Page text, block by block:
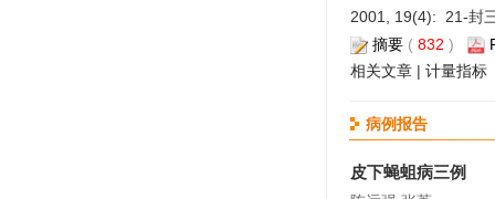
2001, 19(4): 21-封
摘要 ( 832 )
相关文章 | 计量指标
病例报告
皮下蝇蛆病三例